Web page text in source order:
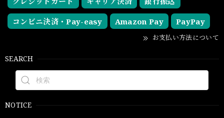
コンビニ決済・Pay-easy Amazon Pay PayPay
お支払い方法について
SEARCH
NOTICE